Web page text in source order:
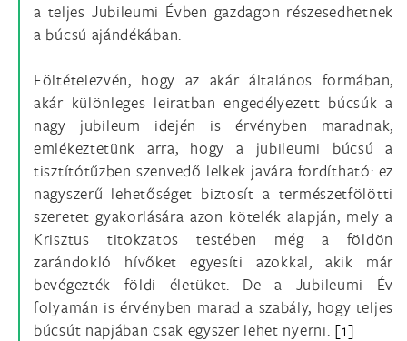
a teljes Jubileumi Évben gazdagon részesedhetnek
a búcsú ajándékában.
Föltételezvén, hogy az akár általános formában,
akár különleges leiratban engedélyezett búcsúk a
nagy jubileum idején is érvényben maradnak,
emlékeztetünk arra, hogy a jubileumi búcsú a
tisztítótűzben szenvedő lelkek javára fordítható: ez
nagyszerű lehetőséget biztosít a természetfölötti
szeretet gyakorlására azon kötelék alapján, mely a
Krisztus titokzatos testében még a földön
zarándokló hívőket egyesíti azokkal, akik már
bevégezték földi életüket. De a Jubileumi Év
folyamán is érvényben marad a szabály, hogy teljes
búcsút napjában csak egyszer lehet nyerni. [1]